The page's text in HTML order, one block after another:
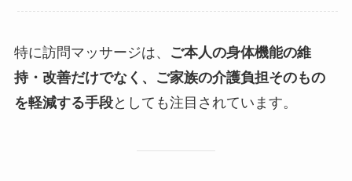
特に訪問マッサージは、
ご本人の身体機能の維
持・改善だけでなく、ご家族の介護負担そのもの
を軽減する手段としても注目されています。